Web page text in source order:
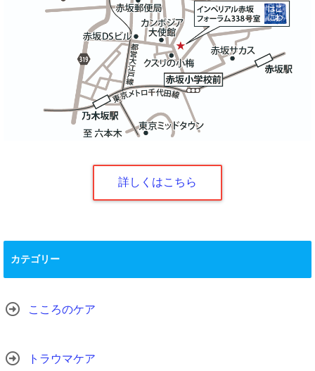
詳しくはこちら
カテゴリー
こころのケア
トラウマケア